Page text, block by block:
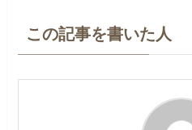
この記事を書いた人